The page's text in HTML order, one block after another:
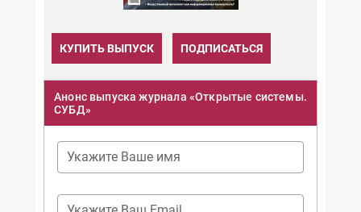
КУПИТЬ ВЫПУСК ПОДПИСАТЬСЯ
Анонс выпуска журнала «Открытые системы.
СУБД»
Укажите Ваше имя